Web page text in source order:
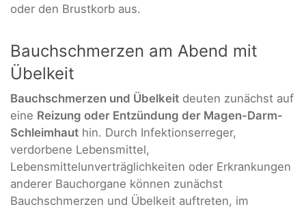
oder den Brustkorb aus.
Bauchschmerzen am Abend mit
Übelkeit
Bauchschmerzen und Übelkeit deuten zunächst auf
eine Reizung oder Entzündung der Magen-Darm-
Schleimhaut hin. Durch Infektionserreger,
verdorbene Lebensmittel,
Lebensmittelunverträglichkeiten oder Erkrankungen
anderer Bauchorgane können zunächst
Bauchschmerzen und Übelkeit auftreten, im